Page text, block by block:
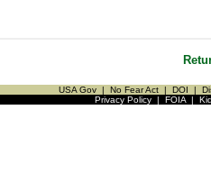
USA Gov | No Fear Act | DOI |
Privacy Policy| FOIA|